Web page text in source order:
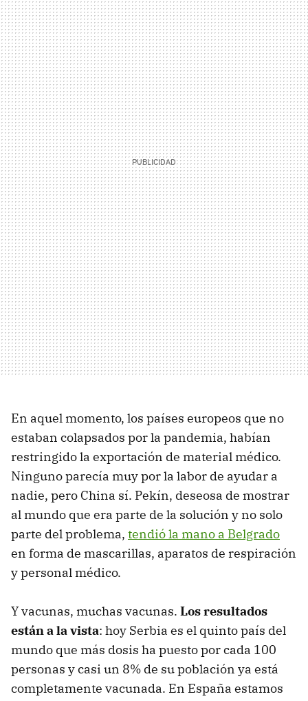
En aquel momento, los países europeos que no
estaban colapsados por la pandemia, habían
restringido la exportación de material médico.
Ninguno parecía muy por la labor de ayudar a
nadie, pero China sí. Pekín, deseosa de mostrar
al mundo que era parte de la solución y no solo
parte del problema, tendió la mano a Belgrado
en forma de mascarillas, aparatos de respiración
y personal médico.
Y vacunas, muchas vacunas. Los resultados
están a la vista: hoy Serbia es el quinto país del
mundo que más dosis ha puesto por cada 100
personas y casi un 8% de su población ya está
completamente vacunada. En España estamos